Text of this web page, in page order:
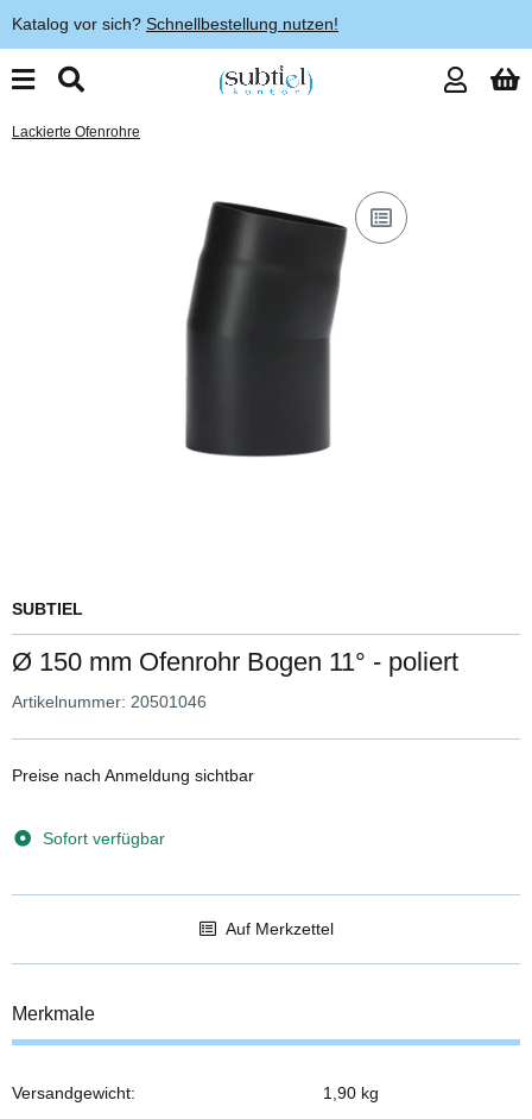
Katalog vor sich? Schnellbestellung nutzen!
Lackierte Ofenrohre
SUBTIEL
Ø 150 mm Ofenrohr Bogen 11° - poliert
Artikelnummer: 20501046
Preise nach Anmeldung sichtbar
Sofort verfügbar
Auf Merkzettel
Merkmale
Produkteigenschaft
Wert
Versandgewicht:
1,90 kg